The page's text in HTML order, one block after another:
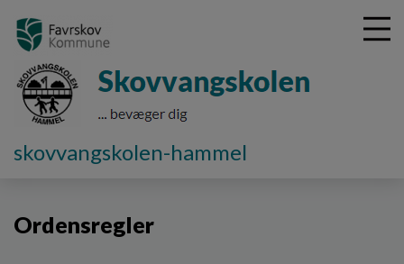
skovvangskolen-hammel
Værdigrundlag
Ordensregler